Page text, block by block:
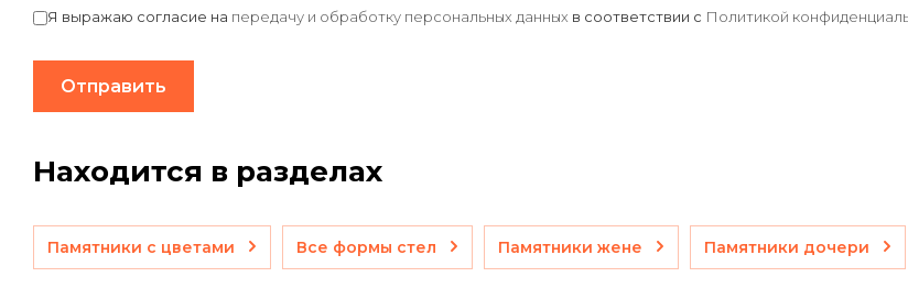
Я выражаю согласие на передачу и обработку персональных данных в соответствии с Политикой
Отправить
Находится в разделах
Памятники с цветами Все формы стел Памятники жене Памятники дочери